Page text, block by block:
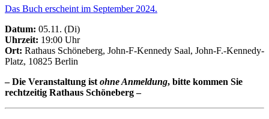
Das Buch erscheint im September 2024.
Datum: 05.11. (Di)
Uhrzeit: 19:00 Uhr
Ort: Rathaus Schöneberg, John-F-Kennedy Saal, John-F.-Kennedy-
Platz, 10825 Berlin
– Die Veranstaltung ist ohne Anmeldung, bitte kommen Sie
rechtzeitig Rathaus Schöneberg –